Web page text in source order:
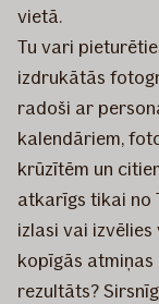
vietā.
Tu vari
izdrukātās
radoši ar
kalendāriem,
krūzītēm un
atkarīgs tikai no
izlasi vai
kopīgās
rezultāts?